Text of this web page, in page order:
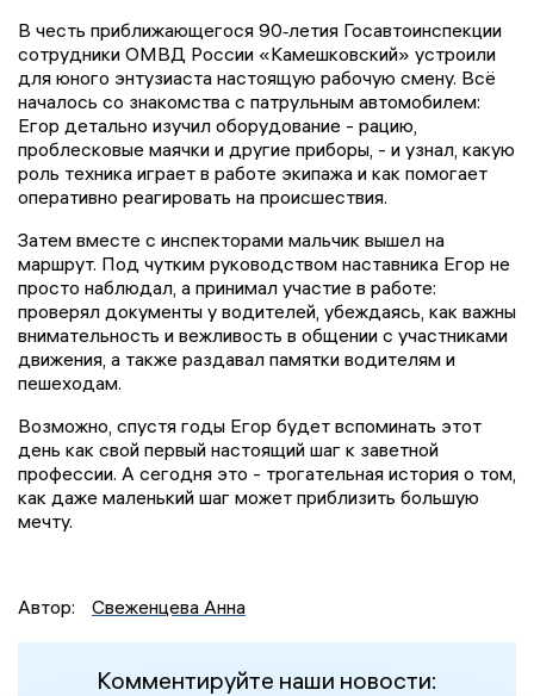
В честь приближающегося 90‑летия Госавтоинспекции
сотрудники ОМВД России «Камешковский» устроили
для юного энтузиаста настоящую рабочую смену. Всё
началось со знакомства с патрульным автомобилем:
Егор детально изучил оборудование - рацию,
проблесковые маячки и другие приборы, - и узнал, какую
роль техника играет в работе экипажа и как помогает
оперативно реагировать на происшествия.
Затем вместе с инспекторами мальчик вышел на
маршрут. Под чутким руководством наставника Егор не
просто наблюдал, а принимал участие в работе:
проверял документы у водителей, убеждаясь, как важны
внимательность и вежливость в общении с участниками
движения, а также раздавал памятки водителям и
пешеходам.
Возможно, спустя годы Егор будет вспоминать этот
день как свой первый настоящий шаг к заветной
профессии. А сегодня это - трогательная история о том,
как даже маленький шаг может приблизить большую
мечту.
Автор: Свеженцева Анна
Комментируйте наши новости: